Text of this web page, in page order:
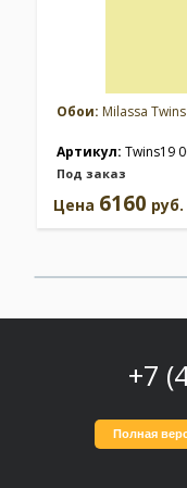
Обои: Milassa
Артикул: Twins19
Под заказ
Цена 6160 руб.
+7
Полная